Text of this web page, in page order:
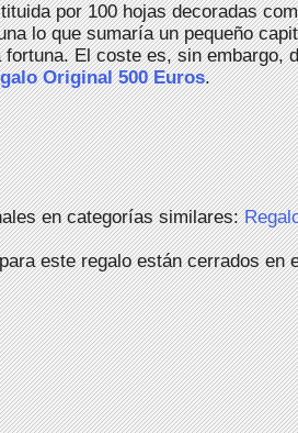
por 100 hojas decoradas
lo que sumaría un pequeño
fortuna. El coste es, sin embargo,
Original 500 Euros.
en categorías similares:
este regalo están cerrados en